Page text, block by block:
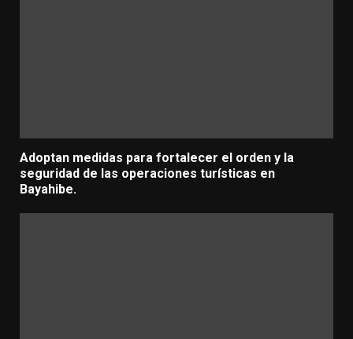
Adoptan medidas para fortalecer el orden y la
seguridad de las operaciones turísticas en
Bayahibe.